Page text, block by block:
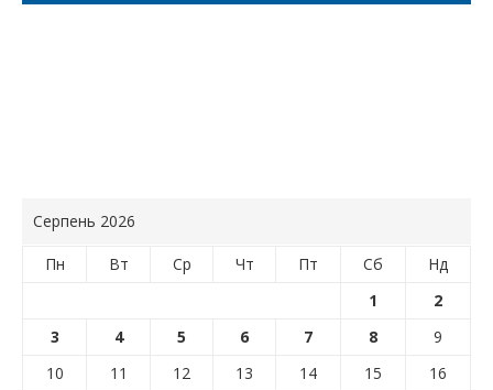
Серпень 2026
Пн Вт Ср Чт Пт Сб
Нд
1
2
3
4 5 6 7 8
9
10
11 12 13 14 15
16